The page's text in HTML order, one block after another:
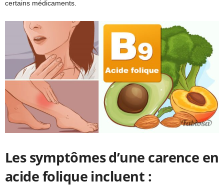
certains médicaments.
Les symptômes d’une carence en
acide folique incluent :